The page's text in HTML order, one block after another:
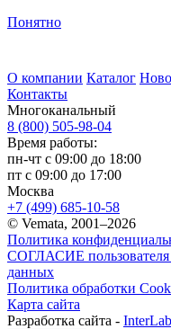
Понятно
О компании Каталог
Контакты
Многоканальный
8 (800) 505-98-04
Время работы:
пн-чт с 09:00 до 18:00
пт с 09:00 до 17:00
Москва
+7 (499) 685-10-58
© Vemata, 2001–2026
Политика
СОГЛАСИЕ пользователя
данных
Политика обработки
Карта сайта
Разработка сайта -